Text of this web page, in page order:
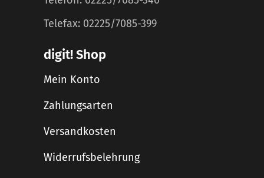
Telefax: 02225/7085-399
digit! Shop
Mein Konto
Zahlungsarten
Versandkosten
Widerrufsbelehrung